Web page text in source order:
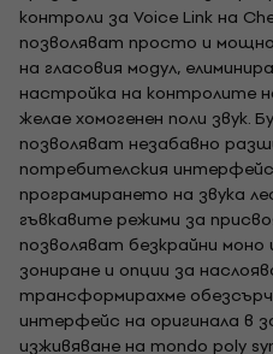
контроли за Voice Link на
позволяват просто и
на гласовия модул,
настройка на контролите
желае хомогенен поли звук.
позволяват незабавно
потребителския
програмирането на звука
гъвкавите режими за
позволяват безкрайни моно
зониране и опции за
трансформирахме
интерфейс на оригинала в
изживяване на mondo poly